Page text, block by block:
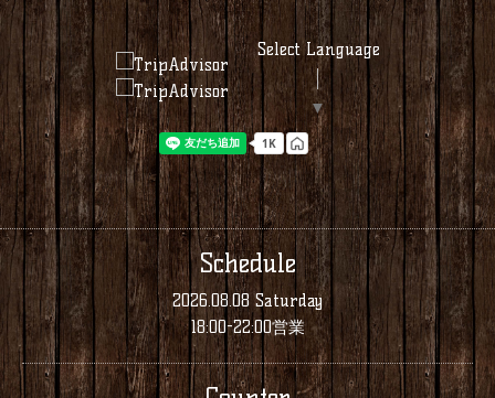
Select Language
▼
Schedule
2026.08.08 Saturday
18:00-22:00営業